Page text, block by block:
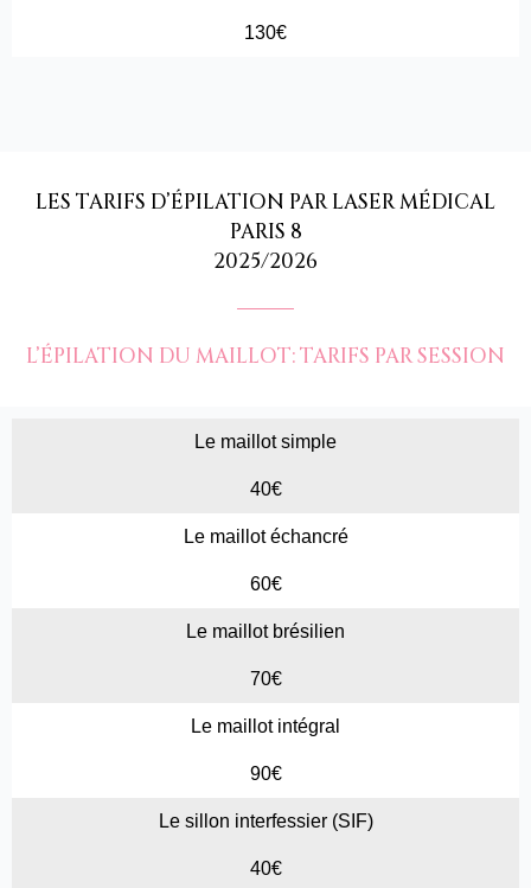
130€
LES TARIFS D’ÉPILATION PAR LASER MÉDICAL
PARIS 8
2025/2026
L’ÉPILATION DU MAILLOT: TARIFS PAR SESSION
Le maillot simple
40€
Le maillot échancré
60€
Le maillot brésilien
70€
Le maillot intégral
90€
Le sillon interfessier (SIF)
40€